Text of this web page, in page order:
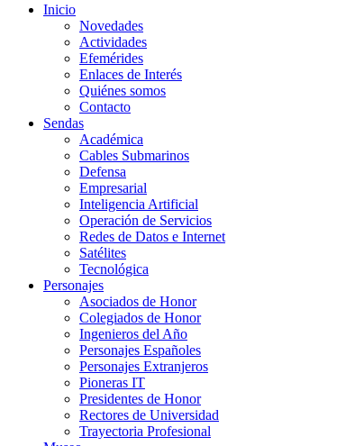
Inicio
Novedades
Actividades
Efemérides
Enlaces de Interés
Quiénes somos
Contacto
Sendas
Académica
Cables Submarinos
Defensa
Empresarial
Inteligencia Artificial
Operación de Servicios
Redes de Datos e Internet
Satélites
Tecnológica
Personajes
Asociados de Honor
Colegiados de Honor
Ingenieros del Año
Personajes Españoles
Personajes Extranjeros
Pioneras IT
Presidentes de Honor
Rectores de Universidad
Trayectoria Profesional